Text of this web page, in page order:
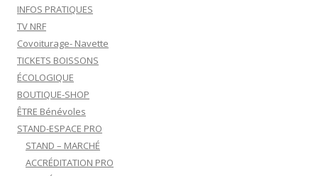
INFOS PRATIQUES
TV NRF
Covoiturage- Navette
TICKETS BOISSONS
ÉCOLOGIQUE
BOUTIQUE-SHOP
ÊTRE Bénévoles
STAND-ESPACE PRO
STAND – MARCHÉ
ACCRÉDITATION PRO